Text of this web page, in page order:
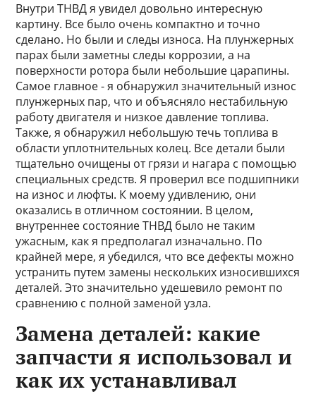
Внутри ТНВД я увидел довольно интересную
картину. Все было очень компактно и точно
сделано. Но были и следы износа. На плунжерных
парах были заметны следы коррозии, а на
поверхности ротора были небольшие царапины.
Самое главное - я обнаружил значительный износ
плунжерных пар, что и объясняло нестабильную
работу двигателя и низкое давление топлива.
Также, я обнаружил небольшую течь топлива в
области уплотнительных колец. Все детали были
тщательно очищены от грязи и нагара с помощью
специальных средств. Я проверил все подшипники
на износ и люфты. К моему удивлению, они
оказались в отличном состоянии. В целом,
внутреннее состояние ТНВД было не таким
ужасным, как я предполагал изначально. По
крайней мере, я убедился, что все дефекты можно
устранить путем замены нескольких износившихся
деталей. Это значительно удешевило ремонт по
сравнению с полной заменой узла.
Замена деталей: какие
запчасти я использовал и
как их устанавливал